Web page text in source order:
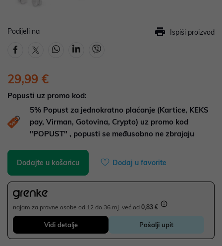
Podijeli na Ispiši proizvod
29,99 €
Popusti uz promo kod:
5% Popust za jednokratno plaćanje (Kartice, KEKS
pay, Virman, Gotovina, Crypto) uz promo kod
"POPUST" , popusti se međusobno ne zbrajaju
Dodajte u košaricu Dodaj u favorite
najam za pravne osobe od 12 do 36 mj. već od 0,83 €
Vidi detalje Pošalji upit